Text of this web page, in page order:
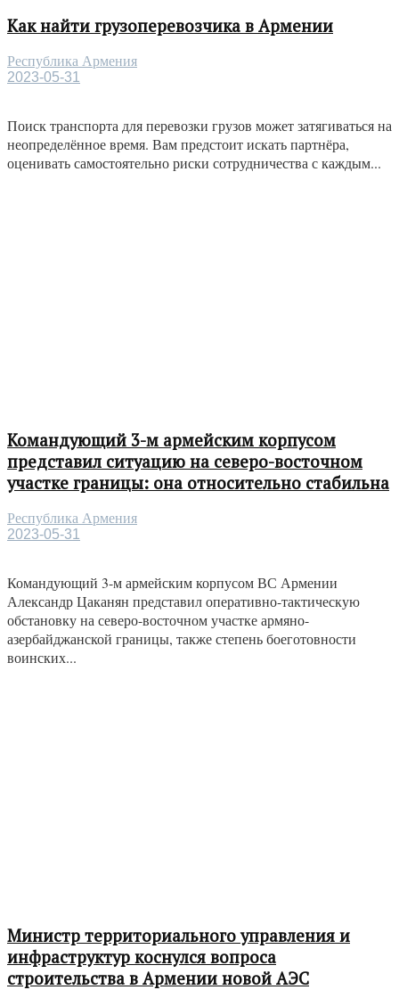
Как найти грузоперевозчика в Армении
Республика Армения
2023-05-31
Поиск транспорта для перевозки грузов может затягиваться на
неопределённое время. Вам предстоит искать партнёра,
оценивать самостоятельно риски сотрудничества с каждым...
Командующий 3-м армейским корпусом
представил ситуацию на северо-восточном
участке границы: она относительно стабильна
Республика Армения
2023-05-31
Командующий 3-м армейским корпусом ВС Армении
Александр Цаканян представил оперативно-тактическую
обстановку на северо-восточном участке армяно-
азербайджанской границы, также степень боеготовности
воинских...
Министр территориального управления и
инфраструктур коснулся вопроса
строительства в Армении новой АЭС